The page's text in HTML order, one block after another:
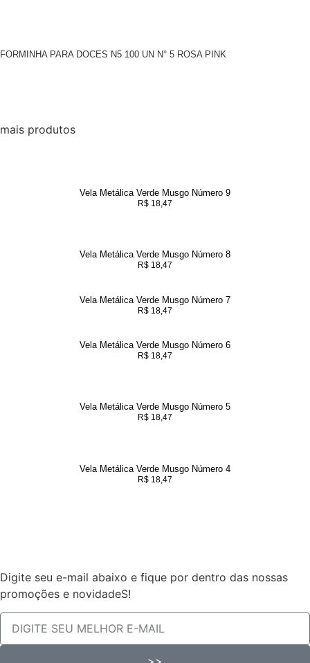
FORMINHA PARA DOCES N5 100 UN N° 5 ROSA PINK
mais produtos
Vela Metálica Verde Musgo Número 9
R$ 18,47
Vela Metálica Verde Musgo Número 8
R$ 18,47
Vela Metálica Verde Musgo Número 7
R$ 18,47
Vela Metálica Verde Musgo Número 6
R$ 18,47
Vela Metálica Verde Musgo Número 5
R$ 18,47
Vela Metálica Verde Musgo Número 4
R$ 18,47
Digite seu e-mail abaixo e fique por dentro das nossas
promoções e novidadeS!